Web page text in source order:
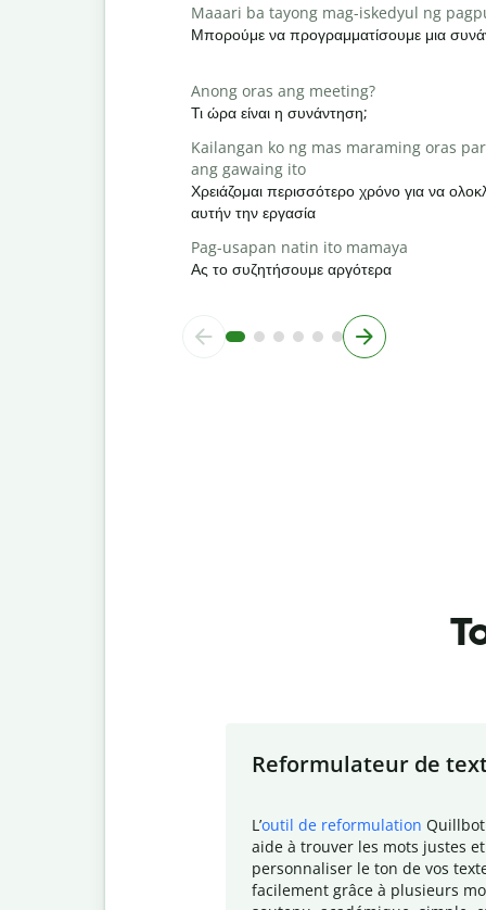
Maaari ba tayong mag-iskedyul ng
Μπορούμε να προγραμματίσουμε μια
Anong oras ang meeting?
Τι ώρα είναι η συνάντηση;
Kailangan ko ng mas maraming oras
ang gawaing ito
Χρειάζομαι περισσότερο χρόνο για να
αυτήν την εργασία
Pag-usapan natin ito mamaya
Ας το συζητήσουμε αργότερα
Reformulateur de
L ’outil de reformulation
aide à trouver les mots justes
personnaliser le ton de vos
facilement grâce à plusieurs